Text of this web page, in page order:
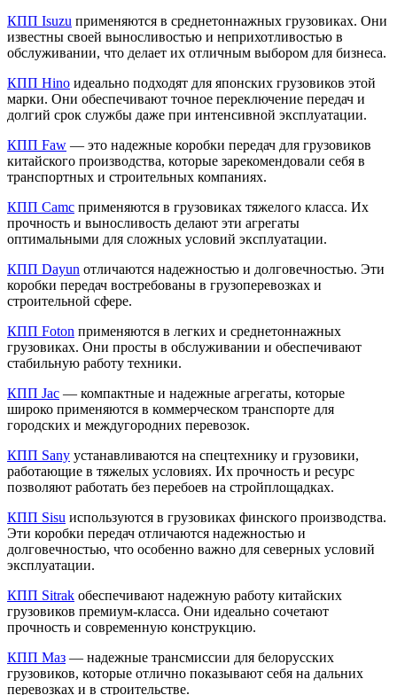
КПП Isuzu применяются в среднетоннажных грузовиках. Они
известны своей выносливостью и неприхотливостью в
обслуживании, что делает их отличным выбором для бизнеса.
КПП Hino идеально подходят для японских грузовиков этой
марки. Они обеспечивают точное переключение передач и
долгий срок службы даже при интенсивной эксплуатации.
КПП Faw — это надежные коробки передач для грузовиков
китайского производства, которые зарекомендовали себя в
транспортных и строительных компаниях.
КПП Camc применяются в грузовиках тяжелого класса. Их
прочность и выносливость делают эти агрегаты
оптимальными для сложных условий эксплуатации.
КПП Dayun отличаются надежностью и долговечностью. Эти
коробки передач востребованы в грузоперевозках и
строительной сфере.
КПП Foton применяются в легких и среднетоннажных
грузовиках. Они просты в обслуживании и обеспечивают
стабильную работу техники.
КПП Jac — компактные и надежные агрегаты, которые
широко применяются в коммерческом транспорте для
городских и междугородних перевозок.
КПП Sany устанавливаются на спецтехнику и грузовики,
работающие в тяжелых условиях. Их прочность и ресурс
позволяют работать без перебоев на стройплощадках.
КПП Sisu используются в грузовиках финского производства.
Эти коробки передач отличаются надежностью и
долговечностью, что особенно важно для северных условий
эксплуатации.
КПП Sitrak обеспечивают надежную работу китайских
грузовиков премиум-класса. Они идеально сочетают
прочность и современную конструкцию.
КПП Маз — надежные трансмиссии для белорусских
грузовиков, которые отлично показывают себя на дальних
перевозках и в строительстве.